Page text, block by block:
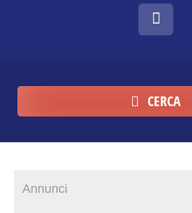
CERCA
Annunci